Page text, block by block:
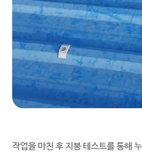
작업을 마친 후 지붕 테스트를 통해